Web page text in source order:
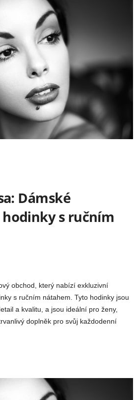
Dámské
s ručním
obchod, který nabízí exkluzivní
s ručním nátahem. Tyto hodinky jsou
a kvalitu, a jsou ideální pro ženy,
doplněk pro svůj každodenní